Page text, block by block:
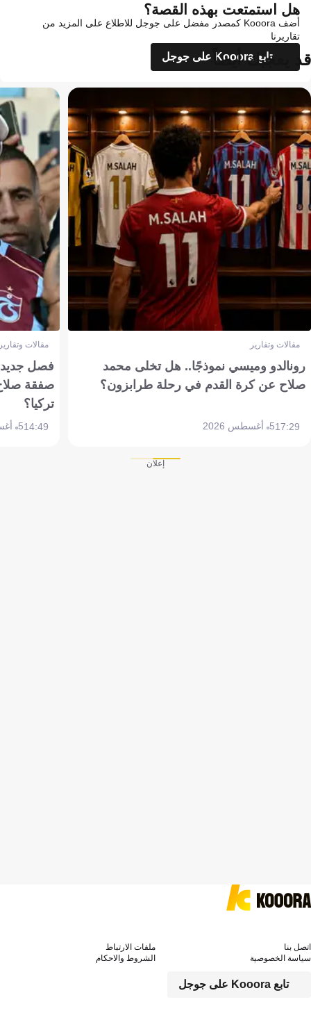
هل استمتعت بهذه القصة؟
أضف Kooora كمصدر مفضل على جوجل للاطلاع على المزيد من
تقاريرنا
تابع Kooora على جوجل
قد يعجبك أيضاً
مقالات وتقارير
رونالدو وميسي نموذجًا.. هل تخلى محمد
صلاح عن كرة القدم في رحلة طرابزون؟
17:295 أغسطس 2026
مقالات
فصل جديد
صفقة
تركيا؟
14:495 أغسطس 2026
إعلان
تابع Kooora على جوجل
اتصل بنا
ملفات الارتباط
سياسة الخصوصية
الشروط والاحكام